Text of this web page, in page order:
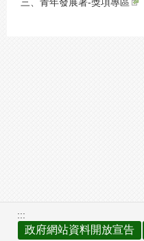
:::
政府網站資料開放宣告